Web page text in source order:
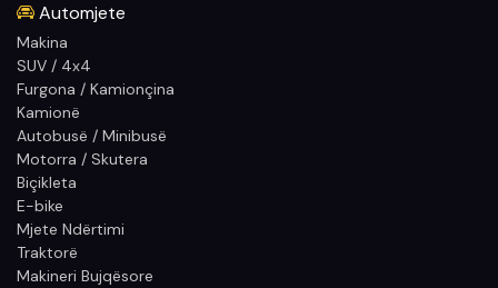
Automjete
Makina
SUV / 4x4
Furgona / Kamionçina
Kamionë
Autobusë / Minibusë
Motorra / Skutera
Biçikleta
E-bike
Mjete Ndërtimi
Traktorë
Makineri Bujqësore